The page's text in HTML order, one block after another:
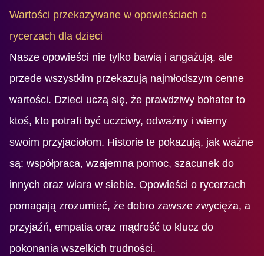
Wartości przekazywane w opowieściach o
rycerzach dla dzieci
Nasze opowieści nie tylko bawią i angażują, ale
przede wszystkim przekazują najmłodszym cenne
wartości. Dzieci uczą się, że prawdziwy bohater to
ktoś, kto potrafi być uczciwy, odważny i wierny
swoim przyjaciołom. Historie te pokazują, jak ważne
są: współpraca, wzajemna pomoc, szacunek do
innych oraz wiara w siebie. Opowieści o rycerzach
pomagają zrozumieć, że dobro zawsze zwycięża, a
przyjaźń, empatia oraz mądrość to klucz do
pokonania wszelkich trudności.